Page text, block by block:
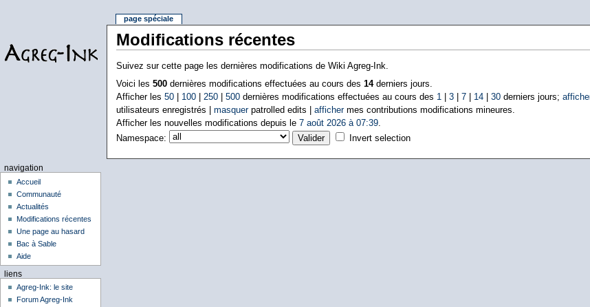
Modifications récentes
Suivez sur cette page les dernières modifications de Wiki Agreg-Ink.
Voici les 500dernières modifications effectuées au cours des 14derniers jours.
Afficher les 50| 100| 250| 500dernières modifications effectuées au cours des 1 3| 7| 14| 30derniers jours;
utilisateurs enregistrés | masquerpatrolled edits | affichermes contributions modifications mineures.
Afficher les nouvelles modifications depuis le 7 août 2026 à 07:39.
Namespace:
Invert selection
page spéciale
navigation
Accueil
Communauté
Actualités
Modifications récentes
Une page au hasard
Bac à Sable
Aide
liens
Agreg-Ink: le site
Forum Agreg-Ink